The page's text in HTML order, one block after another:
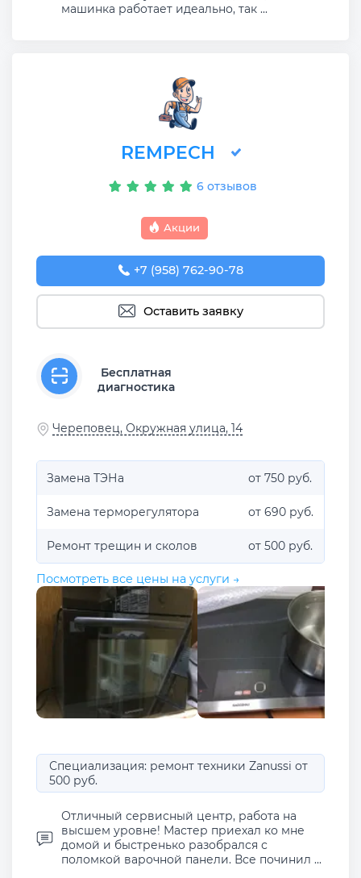
машинка работает идеально, так ...
REMPECH
6 отзывов
Акции
+7 (958) 762-90-78
Оставить заявку
Бесплатная
диагностика
Череповец, Окружная улица, 14
Замена ТЭНа от 750 руб.
Замена терморегулятора от 690 руб.
Ремонт трещин и сколов от 500 руб.
Посмотреть все цены на услуги →
Специализация: ремонт техники Zanussi от
500 руб.
Отличный сервисный центр, работа на
высшем уровне! Мастер приехал ко мне
домой и быстренько разобрался с
поломкой варочной панели. Все починил ...